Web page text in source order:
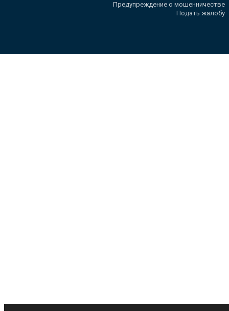
Предупреждение о мошенничестве
Подать жалобу